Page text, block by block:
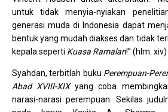
untuk tidak menyia-nyiakan
generasi muda di Indonesia dapat
bentuk yang mudah diakses dan tidak
kepala seperti Kuasa Ramalan!” (hlm. xiv)
Syahdan, terbitlah buku Perempuan-
Abad XVIII-XIXyang coba
narasi-narasi perempuan. Sekilas